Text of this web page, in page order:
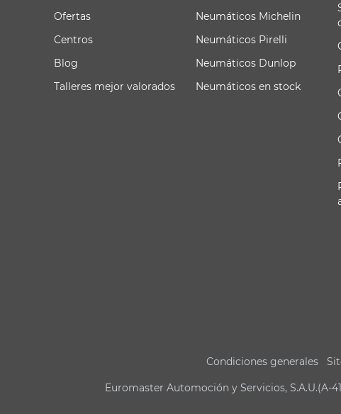
Ofertas
Centros
Blog
Talleres mejor valorados
Neumáticos Michelin
Neumáticos Pirelli
Neumáticos Dunlop
Neumáticos en stock
Condiciones generales
Euromaster Automoción y Servicios, S.A.U.(A-